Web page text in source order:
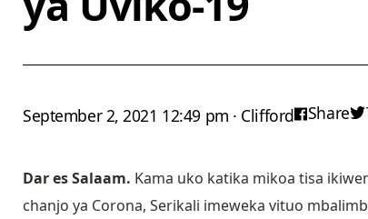
September 2, 2021 12:49 pm · Clifford Share
Dar es Salaam. Kama uko katika mikoa tisa
chanjo ya Corona, Serikali imeweka vituo